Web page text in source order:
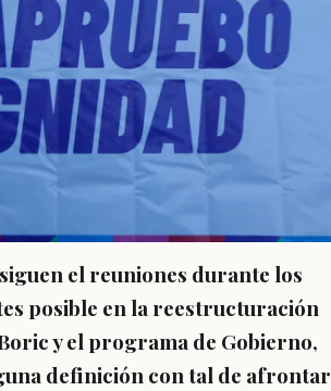
el reuniones durante los
posible en la reestructuración
y el programa de Gobierno,
definición con tal de afrontar